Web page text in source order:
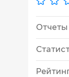
Отчеты